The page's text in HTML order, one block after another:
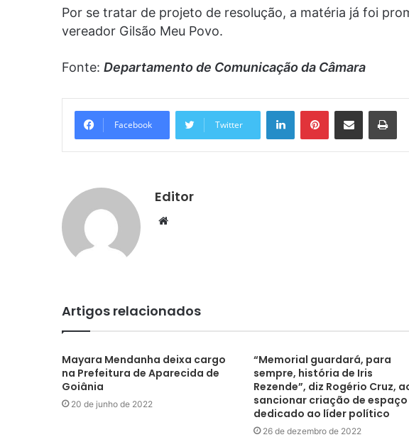
Por se tratar de projeto de resolução, a matéria já foi
vereador Gilsão Meu Povo.
Fonte: Departamento de Comunicaçãoda Câmara
Facebook Twitter
LinkedinPinterestCompartilhar via e-mail
Editor
Website
Artigos relacionados
Mayara Mendanha deixa cargo
na Prefeitura de Aparecida de
Goiânia
20 de junho de 2022
“Memorial guardará, para
sempre, história de Iris
Rezende”, diz Rogério Cruz,
sancionar criação de espaço
dedicado ao líder político
26 de dezembro de 2022